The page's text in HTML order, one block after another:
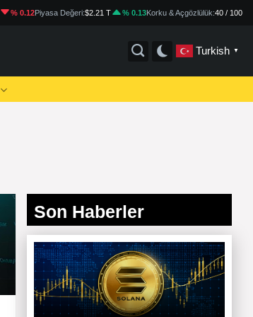
% 0.12Piyasa Değeri:$2.21 T % 0.13Korku & Açgözlülük:40 / 100
Turkish ▼
Son Haberler